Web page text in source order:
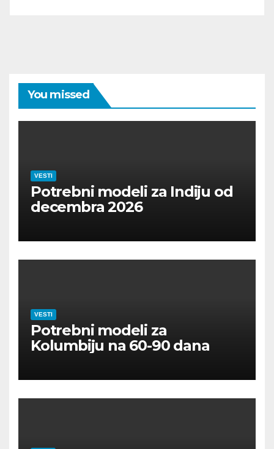
You missed
VESTI
Potrebni modeli za Indiju od
decembra 2026
VESTI
Potrebni modeli za
Kolumbiju na 60-90 dana